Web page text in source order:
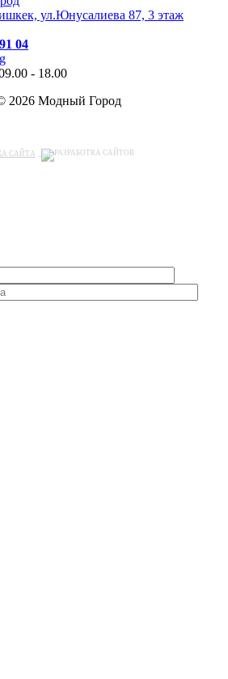
ул.Юнусалиева 87, 3 этаж
04
- 18.00
2026 Модный Город
САЙТА